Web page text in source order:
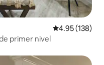
Calificación
4.95 (138)
primer nivel